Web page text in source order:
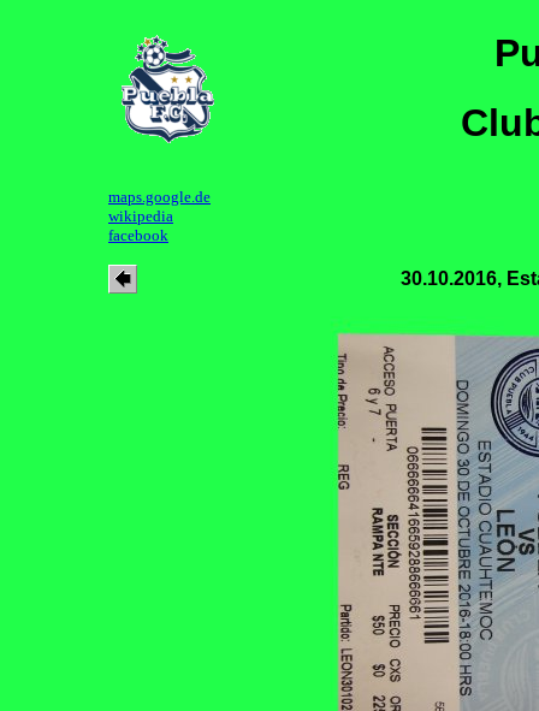
maps.google.de
wikipedia
facebook
30.10.2016,